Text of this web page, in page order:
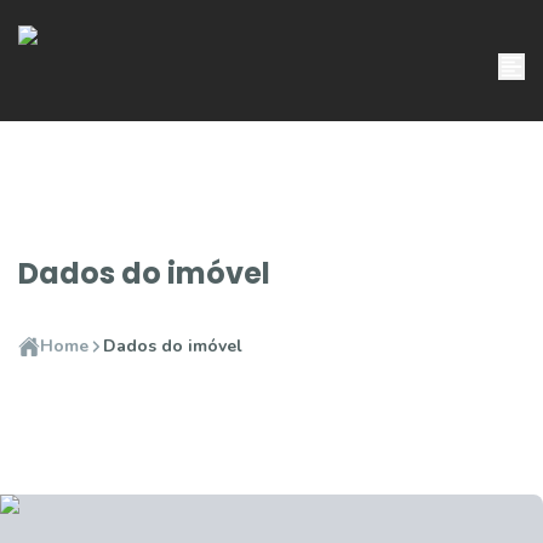
Dados do imóvel
Home Dados do imóvel